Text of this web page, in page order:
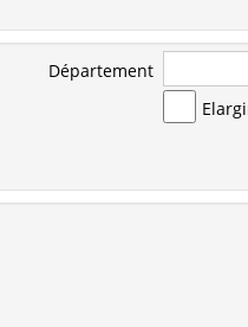
Département